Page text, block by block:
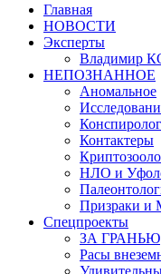
Главная
НОВОСТИ
Эксперты
Владимир
НЕПОЗНАННОЕ
Аномальное
Контактеры
НЛО и
Призраки и
Спецпроекты
ЗА ГРАНЬЮ
Расы